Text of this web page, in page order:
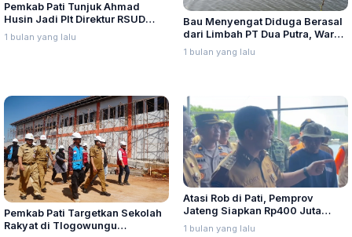
Pemkab Pati Tunjuk Ahmad
Husin Jadi Plt Direktur RSUD
Soewondo
1 bulan yang lalu
Bau Menyengat Diduga Berasal
dari Limbah PT Dua Putra, Warga
Mengeluh Mual hingga Muntah
1 bulan yang lalu
Pemkab Pati Targetkan Sekolah
Rakyat di Tlogowungu
Atasi Rob di Pati, Pemprov
Jateng Siapkan Rp400 Juta
Bangun Tanggul Darurat
1 bulan yang lalu